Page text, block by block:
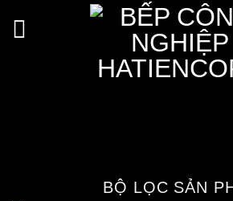
qua
Kệ thanh inox
BỘ LỌC SẢN